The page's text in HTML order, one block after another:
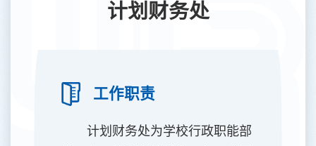
计划财务处
工作职责
计划财务处为学校行政职能部